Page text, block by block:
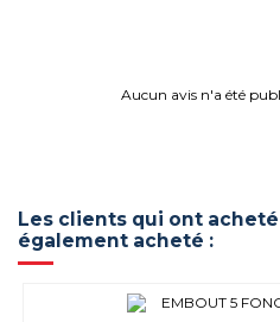
Aucun avis n'a été
Les clients qui ont
également acheté :